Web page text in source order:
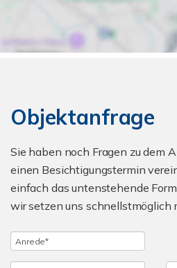
Objektanfrage
Sie haben noch Fragen zu dem
einen Besichtigungstermin
einfach das untenstehende
wir setzen uns schnellstmöglich